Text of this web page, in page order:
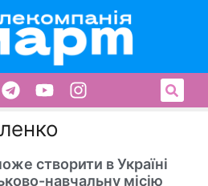
створити в Україні
навчальну місію